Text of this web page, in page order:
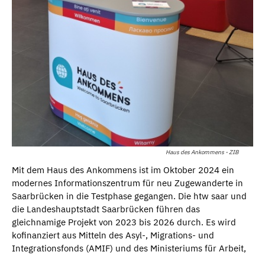
Haus des Ankommens - ZIB
Mit dem Haus des Ankommens ist im Oktober 2024 ein
modernes Informationszentrum für neu Zugewanderte in
Saarbrücken in die Testphase gegangen. Die htw saar und
die Landeshauptstadt Saarbrücken führen das
gleichnamige Projekt von 2023 bis 2026 durch. Es wird
kofinanziert aus Mitteln des Asyl-, Migrations- und
Integrationsfonds (AMIF) und des Ministeriums für Arbeit,